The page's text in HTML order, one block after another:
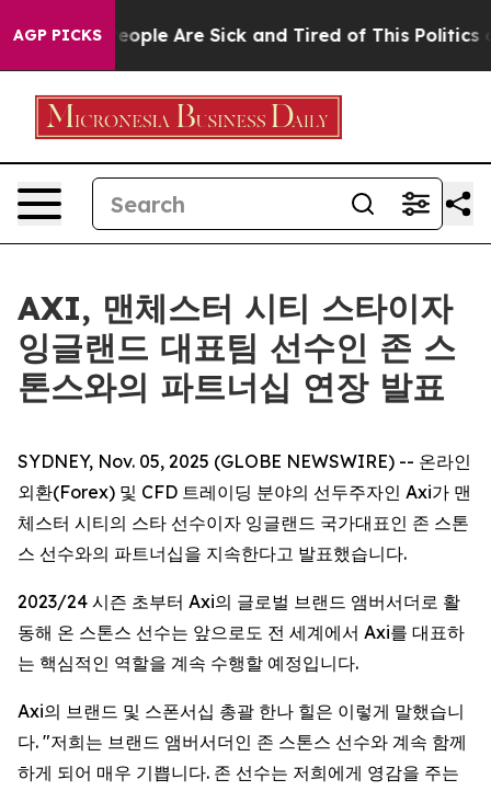
AGP PICKS
Win: “People Are Sick and Tired of This Politics of
AXI, 맨체스터 시티 스타이자
잉글랜드 대표팀 선수인 존 스
톤스와의 파트너십 연장 발표
SYDNEY, Nov. 05, 2025 (GLOBE NEWSWIRE) -- 온라인
외환(Forex) 및 CFD 트레이딩 분야의 선두주자인 Axi가 맨
체스터 시티의 스타 선수이자 잉글랜드 국가대표인 존 스톤
스 선수와의 파트너십을 지속한다고 발표했습니다.
2023/24 시즌 초부터 Axi의 글로벌 브랜드 앰버서더로 활
동해 온 스톤스 선수는 앞으로도 전 세계에서 Axi를 대표하
는 핵심적인 역할을 계속 수행할 예정입니다.
Axi의 브랜드 및 스폰서십 총괄 한나 힐은 이렇게 말했습니
다. "저희는 브랜드 앰버서더인 존 스톤스 선수와 계속 함께
하게 되어 매우 기쁩니다. 존 선수는 저희에게 영감을 주는